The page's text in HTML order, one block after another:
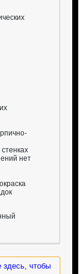
нет
здесь, чтобы